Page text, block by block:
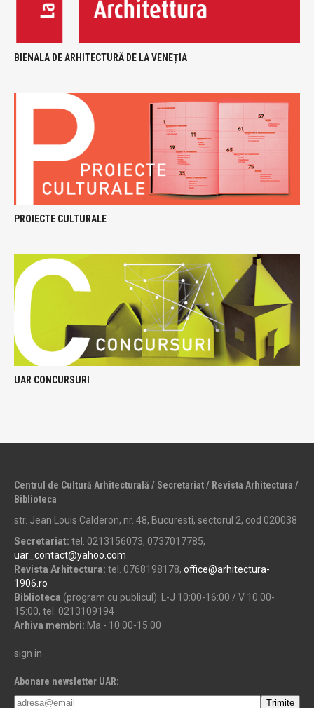
BIENALA DE ARHITECTURĂ DE LA VENEȚIA
PROIECTE CULTURALE
UAR CONCURSURI
Centrul de Cultură Arhitecturală / Secretariat / Revista Arhitectura /
Biblioteca
str. Jean Louis Calderon, nr. 48, Bucuresti, sectorul 2, cod 020038
Secretariat: tel. 0213156073, 0737017785,
uar_contact@yahoo.com
Revista Arhitectura: tel. 0768198178, office@arhitectura-
1906.ro
Biblioteca (program cu publicul): L-J 10:00-16:00 / V 10:00-
15:00, tel. 0213109194
Arhiva membri: Ma - 10:00-15:00
sign in
Abonare newsletter UAR: